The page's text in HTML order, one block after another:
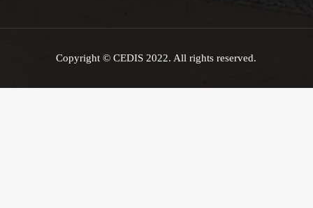
Copyright © CEDIS 2022. All rights reserved.